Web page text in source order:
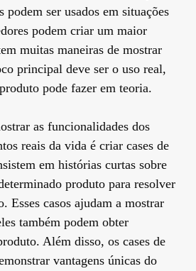
podem ser usados ​​em situações
podem criar um maior
muitas maneiras de mostrar
principal deve ser o uso real,
pode fazer em teoria.
as funcionalidades dos
reais da vida é criar cases de
em histórias curtas sobre
produto para resolver
Esses casos ajudam a mostrar
também podem obter
Além disso, os cases de
vantagens únicas do